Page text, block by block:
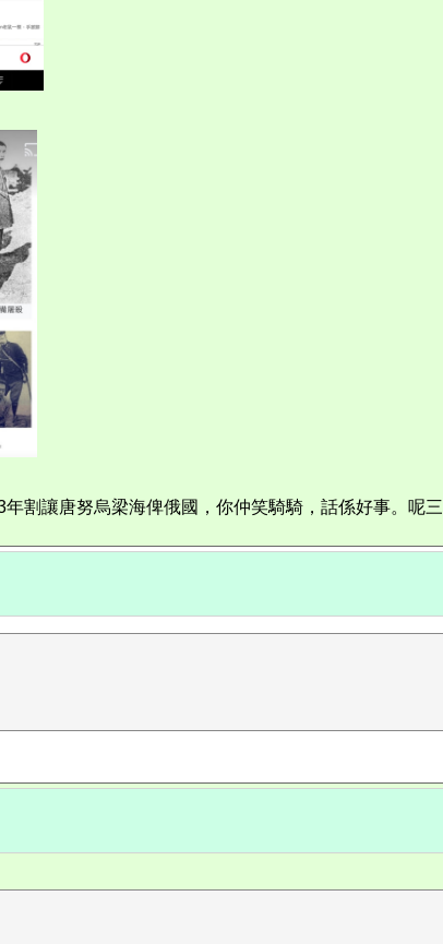
割讓唐努烏梁海俾俄國，你仲笑騎騎，話係好事。呢